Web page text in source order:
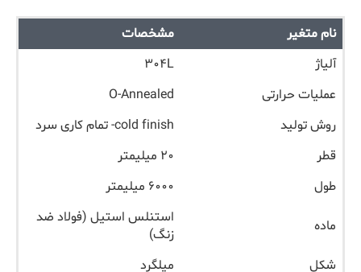
نام متغیر
مشخصات
آلیاژ
۳۰۴L
عملیات حرارتی
O-Annealed
روش تولید
cold finish- تمام کاری سرد
قطر
۲۰ میلیمتر
طول
۶۰۰۰ میلیمتر
ماده
استنلس استیل (فولاد ضد
زنگ)
شکل
میلگرد